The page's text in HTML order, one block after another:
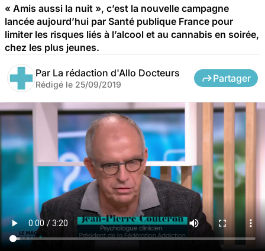
« Amis aussi la nuit », c’est la nouvelle campagne
lancée aujourd’hui par Santé publique France pour
limiter les risques liés à l’alcool et au cannabis en soirée,
chez les plus jeunes.
Par La rédaction d'Allo Docteurs
Rédigé le 25/09/2019
Partager